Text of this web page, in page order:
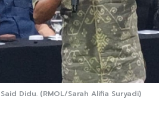
Didu. (RMOL/Sarah Alifia Suryadi)